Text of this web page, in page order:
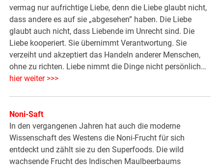
vermag nur aufrichtige Liebe, denn die Liebe glaubt nicht,
dass andere es auf sie „abgesehen” haben. Die Liebe
glaubt auch nicht, dass Liebende im Unrecht sind. Die
Liebe kooperiert. Sie übernimmt Verantwortung. Sie
verzeiht und akzeptiert das Handeln anderer Menschen,
ohne zu richten. Liebe nimmt die Dinge nicht persönlich…
hier weiter >>>
Noni-Saft
In den vergangenen Jahren hat auch die moderne
Wissenschaft des Westens die Noni-Frucht für sich
entdeckt und zählt sie zu den Superfoods. Die wild
wachsende Frucht des Indischen Maulbeerbaums